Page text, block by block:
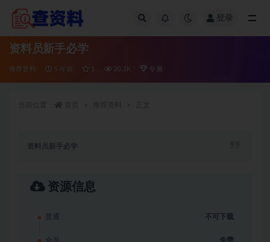
登录
资料员新手必学
推荐资料 5 年前 1 20.2K 专属
资料员新手必学
资源信息
普通 不可下载
会员 免费